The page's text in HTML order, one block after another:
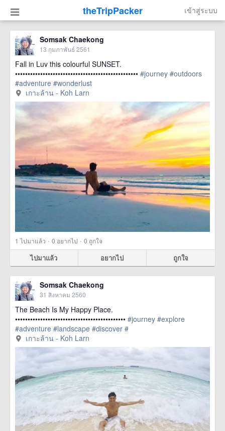
theTripPacker เข้าสู่ระบบ
Somsak Chaekong
13 กุมภาพันธ์ 2561
Fall in Luv this colourful SUNSET.
••••••••••••••••••••••••••••••••••••••••••••••••• #journey #outdoors
#adventure #wonderlust
href=https://m.thetrippacker.com/th/image/เกาะ
ล้านKohLarn/211777> more
เกาะล้าน - Koh Larn
1 ไปมาแล้ว · 0 อยากไป · 0 ถูกใจ
ไปมาแล้ว อยากไป ถูกใจ
Somsak Chaekong
31 สิงหาคม 2560
The Beach Is My Happy Place.
•••••••••••••••••••••••••••••••••••••••••••• #journey #explore
#adventure #landscape #discover #
href=https://m.thetrippacker.com/th/image/เกาะ
ล้านKohLarn/208880> more
เกาะล้าน - Koh Larn